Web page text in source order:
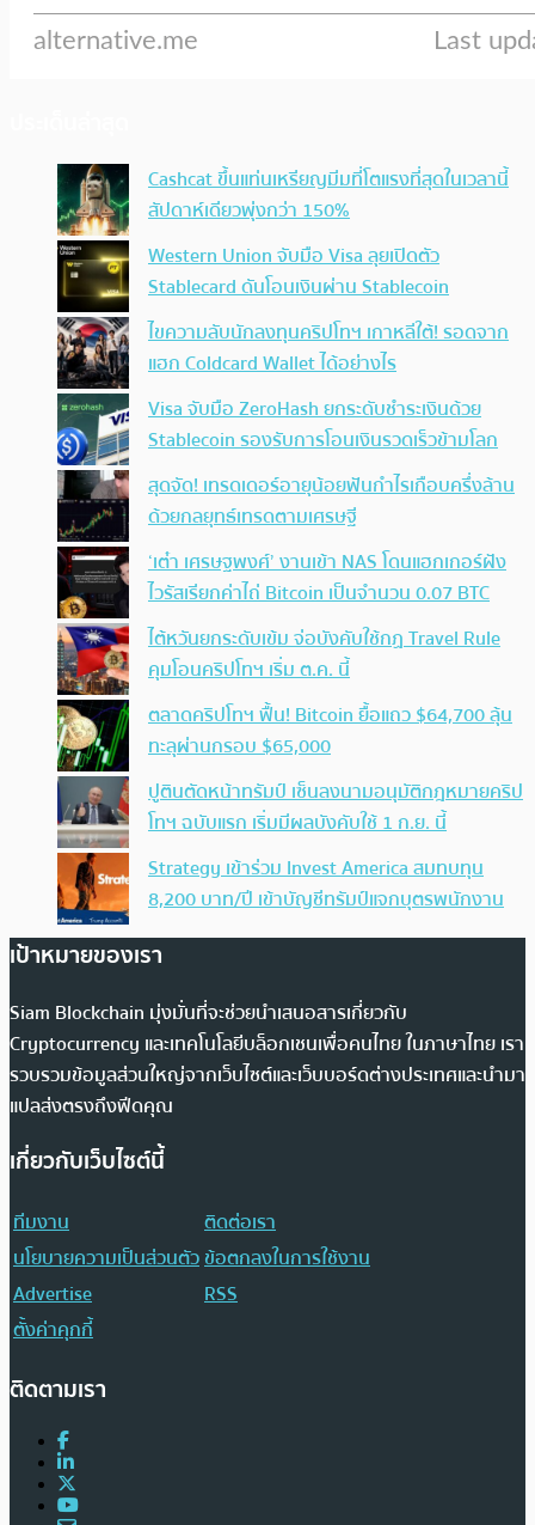
Cashcat ขึ้นแท่นเหรียญมีมที่โตแรงที่สุดในเวลานี้
สัปดาห์เดียวพุ่งกว่า 150%
Western Union จับมือ Visa ลุยเปิดตัว
Stablecard ดันโอนเงินผ่าน Stablecoin
ไขความลับนักลงทุนคริปโทฯ เกาหลีใต้! รอดจาก
แฮก Coldcard Wallet ได้อย่างไร
Visa จับมือ ZeroHash ยกระดับชำระเงินด้วย
Stablecoin รองรับการโอนเงินรวดเร็วข้ามโลก
สุดจัด! เทรดเดอร์อายุน้อยฟันกำไรเกือบครึ่งล้าน
ด้วยกลยุทธ์เทรดตามเศรษฐี
‘เต๋า เศรษฐพงศ์’ งานเข้า NAS โดนแฮกเกอร์ฝัง
ไวรัสเรียกค่าไถ่ Bitcoin เป็นจำนวน 0.07 BTC
ไต้หวันยกระดับเข้ม จ่อบังคับใช้กฏ Travel Rule
คุมโอนคริปโทฯ เริ่ม ต.ค. นี้
ตลาดคริปโทฯ ฟื้น! Bitcoin ยื้อแถว $64,700 ลุ้น
ทะลุผ่านกรอบ $65,000
ปูตินตัดหน้าทรัมป์ เซ็นลงนามอนุมัติกฎหมายคริป
โทฯ ฉบับแรก เริ่มมีผลบังคับใช้ 1 ก.ย. นี้
Strategy เข้าร่วม Invest America สมทบทุน
8,200 บาท/ปี เข้าบัญชีทรัมป์แจกบุตรพนักงาน
เป้าหมายของเรา
Siam Blockchain มุ่งมั่นที่จะช่วยนำเสนอสารเกี่ยวกับ
Cryptocurrency และเทคโนโลยีบล็อกเชนเพื่อคนไทย ในภาษาไทย เรา
รวบรวมข้อมูลส่วนใหญ่จากเว็บไซต์และเว็บบอร์ดต่างประเทศและนำมา
แปลส่งตรงถึงฟีดคุณ
เกี่ยวกับเว็บไซต์นี้
ทีมงาน
ติดต่อเรา
นโยบายความเป็นส่วนตัวข้อตกลงในการใช้งาน
Advertise
RSS
ตั้งค่าคุกกี้
ติดตามเรา